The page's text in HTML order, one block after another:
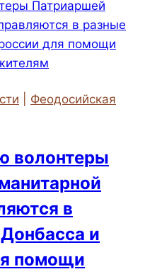
Феодосийская
волонтеры
в
и
помощи